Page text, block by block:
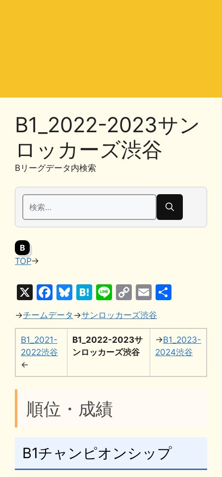
B1_2022-2023サン
ロッカーズ渋谷
Bリーグデータ内検索
検
索:
B
TOP→
X
F
a
c
e
b
o
k
Bl
u
e
s
k
y
H
at
e
n
a
Li
n
e
C
o
p
y
Li
n
E
m
ai
→チームデータ →サンロッカーズ渋谷
B1_2021-
2022渋谷
←
B1_2022-2023サ
ンロッカーズ渋谷
→B1_2023-
2024渋谷
順位・成績
B1チャンピオンシップ